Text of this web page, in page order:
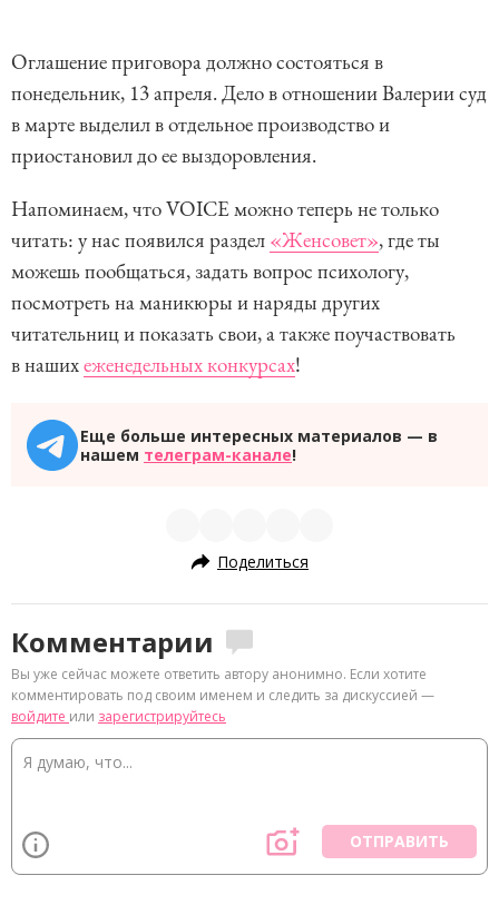
Оглашение приговора должно состояться в
понедельник, 13 апреля. Дело в отношении Валерии суд
в марте выделил в отдельное производство и
приостановил до ее выздоровления.
Напоминаем, что VOICE можно теперь не только
читать: у нас появился раздел «Женсовет», где ты
можешь пообщаться, задать вопрос психологу,
посмотреть на маникюры и наряды других
читательниц и показать свои, а также поучаствовать
в нашихеженедельных конкурсах!
Еще больше интересных материалов — в
нашем телеграм-канале!
Поделиться
Комментарии
Вы уже сейчас можете ответить автору анонимно. Если хотите
комментировать под своим именем и следить за дискуссией —
войдите или зарегистрируйтесь
ОТПРАВИТЬ